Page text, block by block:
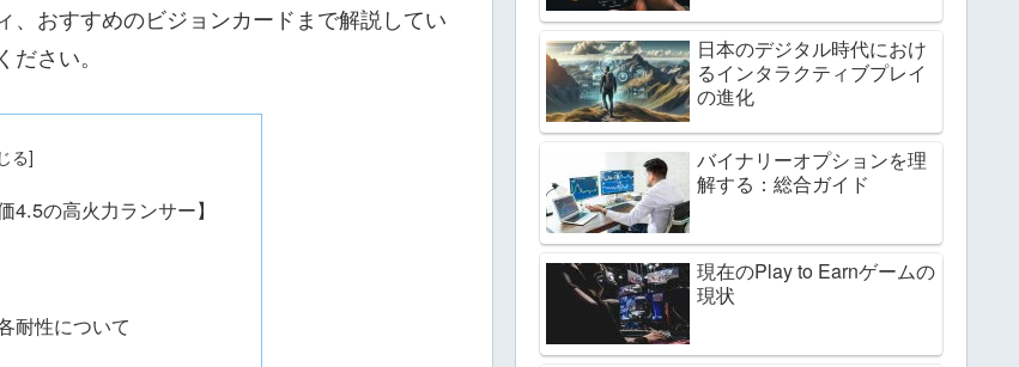
おすすめのビジョンカードまで解説してい
さい。
4.5の高火力ランサー】
耐性について
日本のデジタル時代におけ
るインタラクティブプレイ
の進化
バイナリーオプションを理
解する：総合ガイド
現在のPlay to Earnゲームの
現状